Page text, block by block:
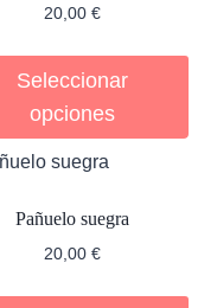
20,00 €
Seleccionar
opciones
Pañuelo suegra
20,00 €